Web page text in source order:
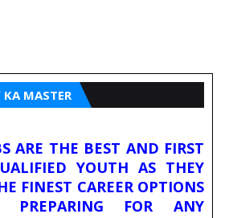
MASTER
ARE THE BEST AND FIRST
YOUTH AS THEY
FINEST CAREER OPTIONS
PREPARING FOR ANY